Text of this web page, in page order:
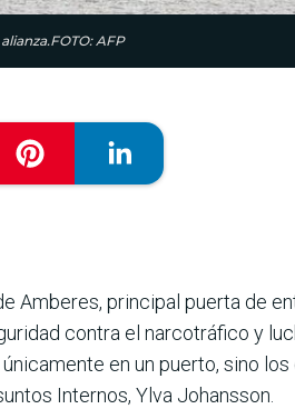
AFP
Amberes, principal puerta de
contra el narco­tráfico y
en un puerto, sino
Internos, Ylva Johansson.